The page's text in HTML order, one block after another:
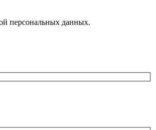
персональных данных.